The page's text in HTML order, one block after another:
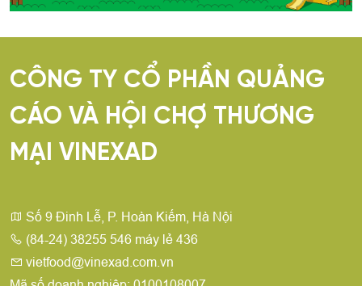
CÔNG TY CỔ PHẦN QUẢNG
CÁO VÀ HỘI CHỢ THƯƠNG
MẠI VINEXAD
Số 9 Đinh Lễ, P. Hoàn Kiếm, Hà Nội
(84-24) 38255 546 máy lẻ 436
vietfood@vinexad.com.vn